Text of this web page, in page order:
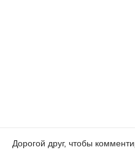
Дорогой друг, чтобы